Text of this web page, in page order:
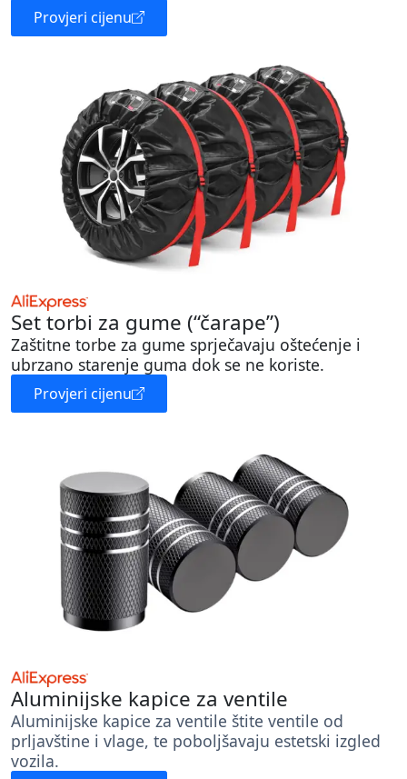
Provjeri cijenu
Set torbi za gume (“čarape”)
Zaštitne torbe za gume sprječavaju oštećenje i
ubrzano starenje guma dok se ne koriste.
Provjeri cijenu
Aluminijske kapice za ventile
Aluminijske kapice za ventile štite ventile od
prljavštine i vlage, te poboljšavaju estetski izgled
vozila.